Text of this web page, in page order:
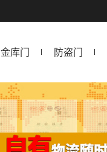
金库门 防盗门